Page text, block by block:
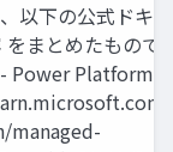
以下の公式ドキ
まとめたもので
Power Platform |